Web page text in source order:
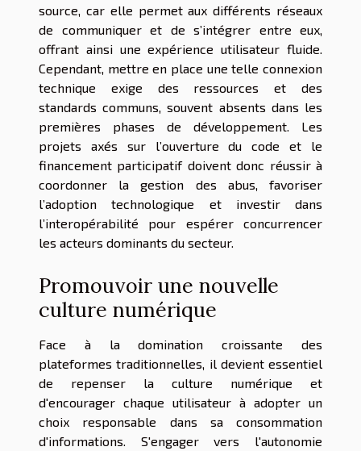
source, car elle permet aux différents réseaux
de communiquer et de s’intégrer entre eux,
offrant ainsi une expérience utilisateur fluide.
Cependant, mettre en place une telle connexion
technique exige des ressources et des
standards communs, souvent absents dans les
premières phases de développement. Les
projets axés sur l’ouverture du code et le
financement participatif doivent donc réussir à
coordonner la gestion des abus, favoriser
l’adoption technologique et investir dans
l’interopérabilité pour espérer concurrencer
les acteurs dominants du secteur.
Promouvoir une nouvelle
culture numérique
Face à la domination croissante des
plateformes traditionnelles, il devient essentiel
de repenser la culture numérique et
d'encourager chaque utilisateur à adopter un
choix responsable dans sa consommation
d'informations. S'engager vers l'autonomie